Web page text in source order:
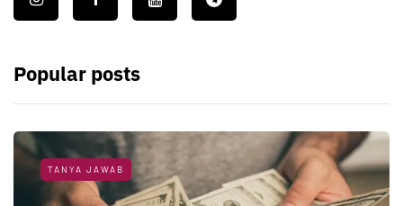
Popular posts
TANYA JAWAB